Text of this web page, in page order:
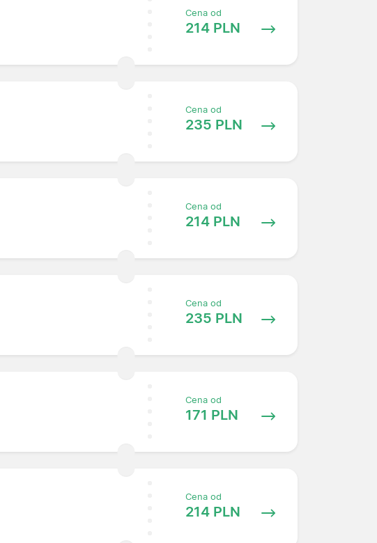
Cena od
214 PLN
Cena od
235 PLN
Cena od
214 PLN
Cena od
235 PLN
Cena od
171 PLN
Cena od
214 PLN